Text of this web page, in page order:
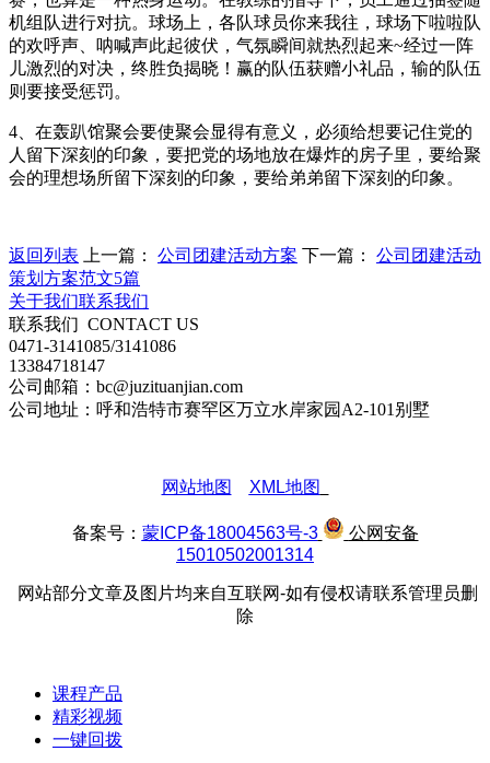
机组队进行对抗。球场上，各队球员你来我往，球场下啦啦队
的欢呼声、呐喊声此起彼伏，气氛瞬间就热烈起来~经过一阵
儿激烈的对决，终胜负揭晓！赢的队伍获赠小礼品，输的队伍
则要接受惩罚。
4、在轰趴馆聚会要使聚会显得有意义，必须给想要记住党的
人留下深刻的印象，要把党的场地放在爆炸的房子里，要给聚
会的理想场所留下深刻的印象，要给弟弟留下深刻的印象。
返回列表 上一篇： 公司团建活动方案 下一篇： 公司团建活动
策划方案范文5篇
关于我们联系我们
联系我们 CONTACT US
0471-3141085/3141086
13384718147
公司邮箱：bc@juzituanjian.com
公司地址：呼和浩特市赛罕区万立水岸家园A2-101别墅
网站地图 XML地图
备案号： 蒙ICP备18004563号-3
公网安备
15010502001314
网站部分文章及图片均来自互联网-如有侵权请联系管理员删
除
课程产品
精彩视频
一键回拨